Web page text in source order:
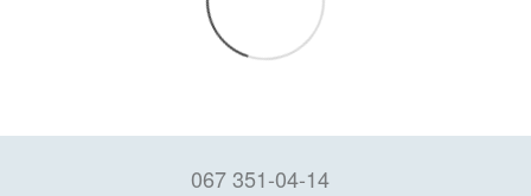
067 351-04-14